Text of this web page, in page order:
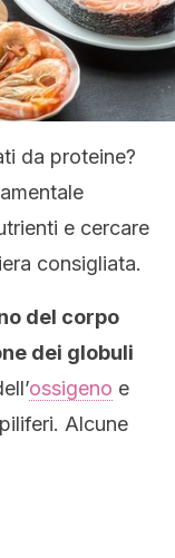
da proteine?
e cercare
consigliata.
del corpo
dei globuli
ossigeno e
Alcune